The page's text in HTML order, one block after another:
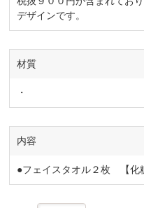
デザインです。
材質
・
内容
●フェイスタオル２枚 【化